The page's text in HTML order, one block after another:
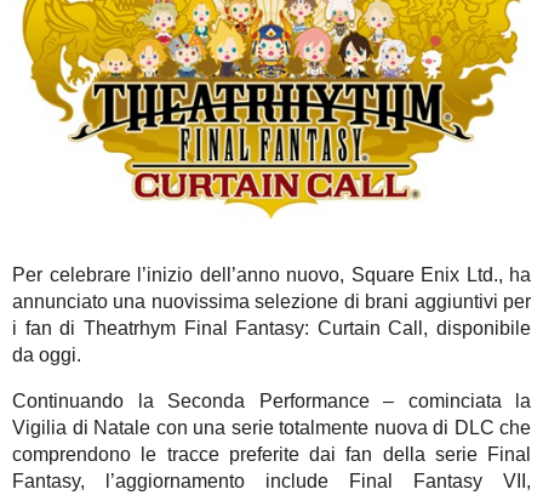
Per celebrare l’inizio dell’anno nuovo, Square Enix Ltd., ha
annunciato una nuovissima selezione di brani aggiuntivi per
i fan di Theatrhym Final Fantasy: Curtain Call , disponibile
da oggi.
Continuando la Seconda Performance – cominciata la
Vigilia di Natale con una serie totalmente nuova di DLC che
comprendono le tracce preferite dai fan della serie Final
Fantasy, l’aggiornamento include Final Fantasy VII ,